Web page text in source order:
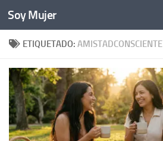
Bajo el contenido
Soy Mujer
ETIQUETADO: AMISTADCONSCIENTE